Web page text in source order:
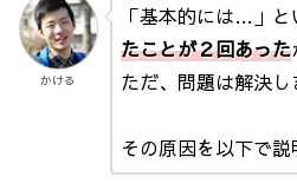
かける
「基本的には…」
たことが２回あった
ただ、問題は解決し
その原因を以下で説